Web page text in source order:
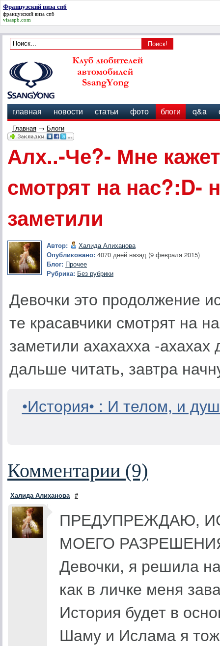
Французский виза спб
французский виза спб
visaspb.com
главная новости статьи фото блоги q&a
Главная → Блоги
Алх..-Че?- Мне
смотрят на нас?:D-
заметили
Автор:
Халида Алиханова
Опубликовано: 4070 дней назад (9 февраля 2015)
Блог: Прочее
Рубрика: Без рубрики
Девочки это продолжение
те красавчики смотрят на
заметили ахахахха -
дальше читать, завтра
•История• : И телом, и
Комментарии (9)
Халида Алиханова #
ПРЕДУПРЕЖДАЮ,
МОЕГО
Девочки, я решила
как в личке меня
История будет в
Шаму и Ислама я